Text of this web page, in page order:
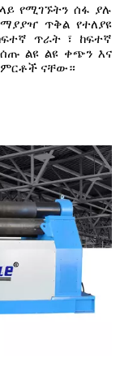
የሚገኙትን ሰፋ ያሉ
ጥቅል የተለያዩ
ጥራት ፣ ከፍተኛ
ልዩ ልዩ ቀጭን እና
ናቸው።